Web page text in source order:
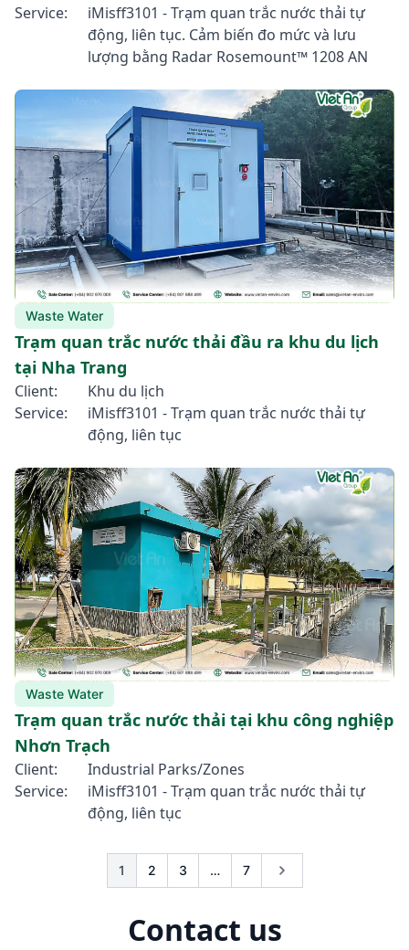
Service:
iMisff3101 - Trạm quan trắc nước thải tự
động, liên tục. Cảm biến đo mức và lưu
lượng bằng Radar Rosemount™ 1208 AN
Waste Water
Trạm quan trắc nước thải đầu ra khu du lịch
tại Nha Trang
Client:
Khu du lịch
Service:
iMisff3101 - Trạm quan trắc nước thải tự
động, liên tục
Waste Water
Trạm quan trắc nước thải tại khu công nghiệp
Nhơn Trạch
Client:
Industrial Parks/Zones
Service:
iMisff3101 - Trạm quan trắc nước thải tự
động, liên tục
1 2 3 … 7
Contact us